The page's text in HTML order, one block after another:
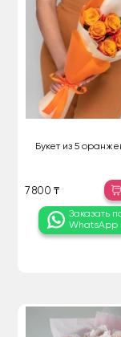
Букет из 5
7 800 ₸
Заказать
WhatsApp